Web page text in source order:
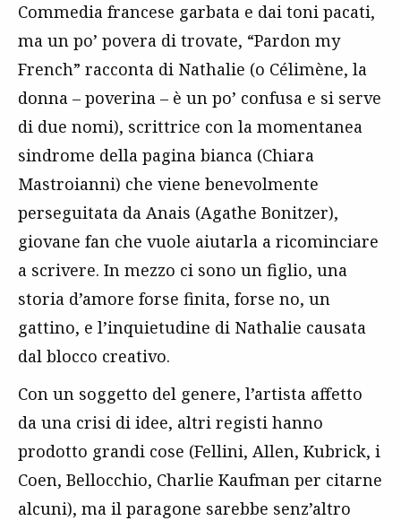
Commedia francese garbata e dai toni pacati,
ma un po’ povera di trovate, “Pardon my
French” racconta di Nathalie (o Célimène, la
donna – poverina – è un po’ confusa e si serve
di due nomi), scrittrice con la momentanea
sindrome della pagina bianca (Chiara
Mastroianni) che viene benevolmente
perseguitata da Anais (Agathe Bonitzer),
giovane fan che vuole aiutarla a ricominciare
a scrivere. In mezzo ci sono un figlio, una
storia d’amore forse finita, forse no, un
gattino, e l’inquietudine di Nathalie causata
dal blocco creativo.
Con un soggetto del genere, l’artista affetto
da una crisi di idee, altri registi hanno
prodotto grandi cose (Fellini, Allen, Kubrick, i
Coen, Bellocchio, Charlie Kaufman per citarne
alcuni), ma il paragone sarebbe senz’altro